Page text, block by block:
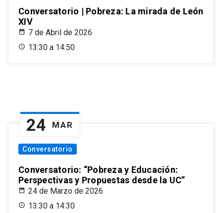
Conversatorio | Pobreza: La mirada de León
XIV
7 de Abril de 2026
13:30 a 14:50
24 MAR
Conversatorio
Conversatorio: “Pobreza y Educación:
Perspectivas y Propuestas desde la UC”
24 de Marzo de 2026
13:30 a 14:30